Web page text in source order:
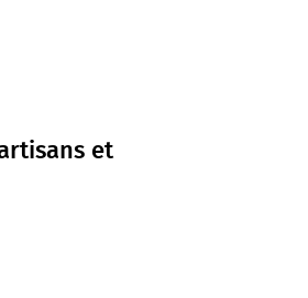
et